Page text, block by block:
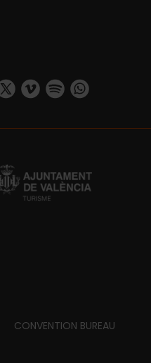
visit_valencia/
user/
www.facebook.com/
twitter.com/
https://vimeo.com/
https://https://api.whatsapp.com/
CONVENTION BUREAU